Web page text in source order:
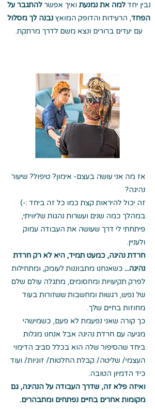
נבין יחדלמה את נמנעת ואיך אפשרלהתגבר על
הפחד, הרעידות והדופק המואץ נבנה לך מסלול
עם יעדים ברורים ונצא משם לדרך מרתקת.
אז מה אני עושה בעצם- אימון? טיפול? שיעור
נהיגה?
זה יכול להיראות קצת כמו כל זה ביחד :-)
במהלך כמה שנים ועשרות נהגות שליוויתי,
פיתחתי לי דרך שעושה את העבודה עמוק
ולעניין.
חרדת נהיגה, כמעט תמיד, היא לא רק חרדת
נהיגה... כשאנחנו מתבוננות לעומק, ומתחילות
לפרק תקיעויות ומחסומים, מתגלה עולם שלם
של נפש, רגשות ומחשבות ששזורות בעוד
מחוזות בחיים שלך.
כך קורה שאני נפעמת לא פעם, כשמישהי
מגיעה עם חרדת נהיגה אבל אנחנו מגלות
ביחד שהסיפור שלה הוא בכלל סביב הדימוי
העצמי/ שליטה/ קבלת החלטות/ זוגיות/ ועוד
כיד הדמיון הטובה.
ואיזה פלא זה, שדרך העבודה על הנהיגה, גם
מקומות אחרים בחיים נפתחים ומתבהרים.